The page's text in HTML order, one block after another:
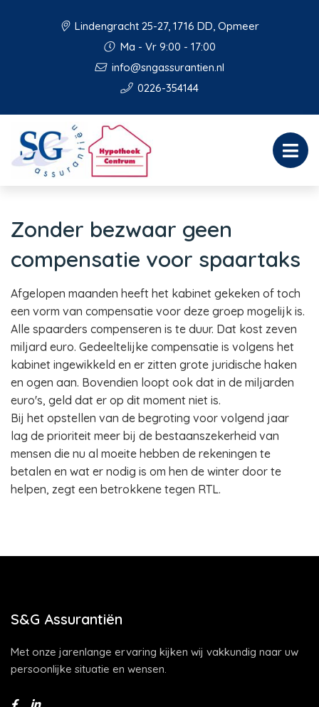
Lindengracht 25-27, 1716 DD, Opmeer
Ma - Vr 9:00 - 17:00
info@sngassurantien.nl
0226-354144
Zonder bezwaar geen
compensatie voor spaartaks
Afgelopen maanden heeft het kabinet gekeken of toch
een vorm van compensatie voor deze groep mogelijk is.
Alle spaarders compenseren is te duur. Dat kost zeven
miljard euro. Gedeeltelijke compensatie is volgens het
kabinet ingewikkeld en er zitten grote juridische haken
en ogen aan. Bovendien loopt ook dat in de miljarden
euro's, geld dat er op dit moment niet is.
Bij het opstellen van de begroting voor volgend jaar
lag de prioriteit meer bij de bestaanszekerheid van
mensen die nu al moeite hebben de rekeningen te
betalen en wat er nodig is om hen de winter door te
helpen, zegt een betrokkene tegen RTL.
S&G Assurantiën
Met onze jarenlange ervaring kijken wij vakkundig naar uw
persoonlijke situatie en wensen.